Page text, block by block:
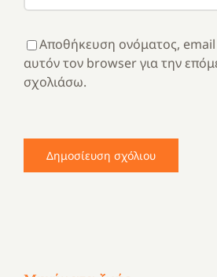
Αποθήκευση ονόματος, email
αυτόν τον browser για την
σχολιάσω.